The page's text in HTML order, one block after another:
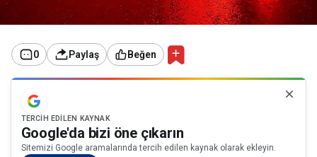
0 Paylaş Beğen
TERCIH EDILEN KAYNAK
Google'da bizi öne çıkarın
Sitemizi Google aramalarında tercih edilen kaynak olarak ekleyin.